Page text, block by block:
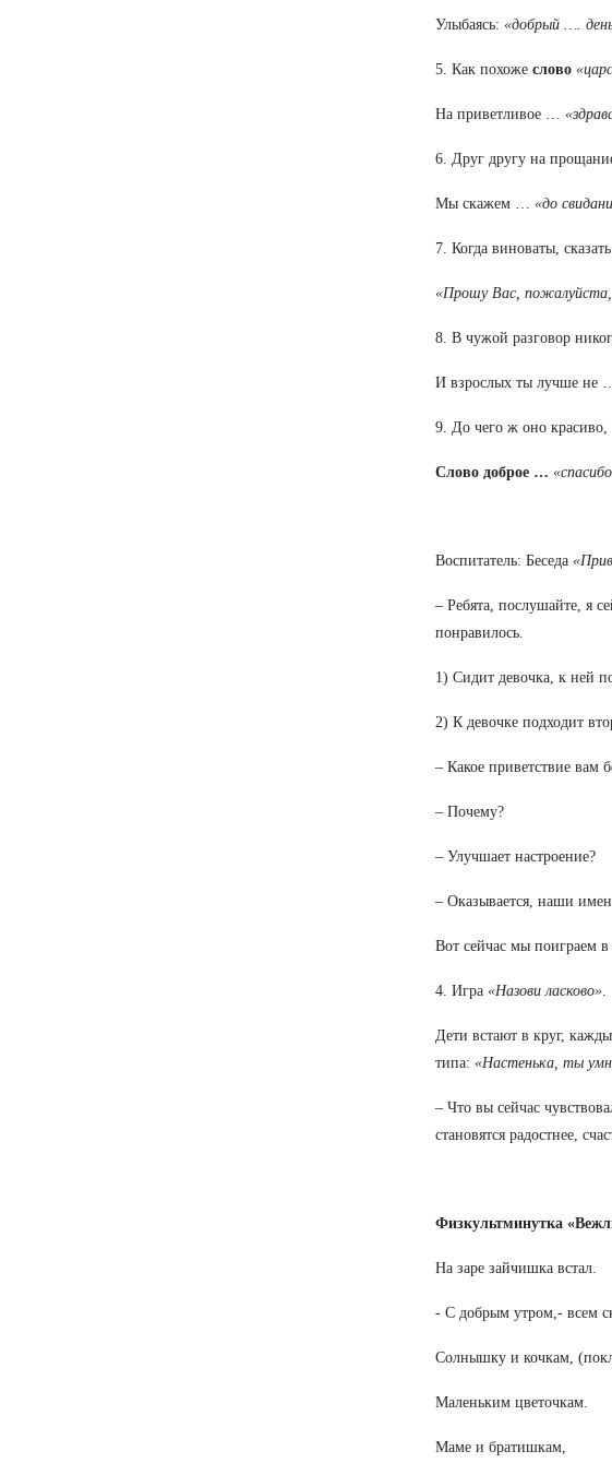
Улыбаясь: «добрый ….
5. Как похоже слово
На приветливое …
6. Друг другу на
Мы скажем … «до
7. Когда виноваты,
«Прошу Вас,
8. В чужой разговор
И взрослых ты лучше не
9. До чего ж оно красиво,
Слово доброе …
Воспитатель: Беседа
– Ребята, послушайте, я
понравилось.
1) Сидит девочка, к ней
2) К девочке подходит
– Какое приветствие вам
– Почему?
– Улучшает настроение?
– Оказывается, наши
Вот сейчас мы поиграем
4. Игра «Назови ласково».
Дети встают в круг,
типа: «Настенька, ты
– Что вы сейчас
становятся радостнее,
Физкультминутка
На заре зайчишка встал.
- С добрым утром,- всем
Солнышку и кочкам,
Маленьким цветочкам.
Маме и братишкам,